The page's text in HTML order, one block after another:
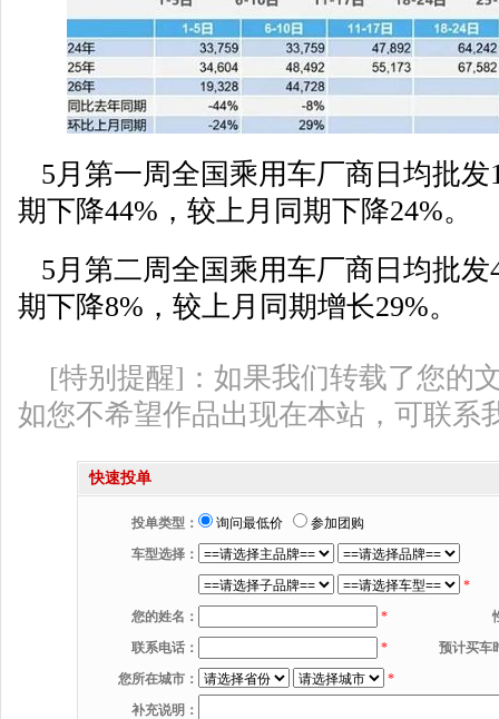
5月第一周全国乘用车厂商日均批发
期下降44%，较上月同期下降24%。
5月第二周全国乘用车厂商日均批发
期下降8%，较上月同期增长29%。
[特别提醒]：如果我们转载了您的
如您不希望作品出现在本站，可联系
快速投单
投单类型： 询问最低价
参加团购
车型选择：
*
您的姓名：
*
联系电话：
*
预计买车
您所在城市：
*
补充说明：